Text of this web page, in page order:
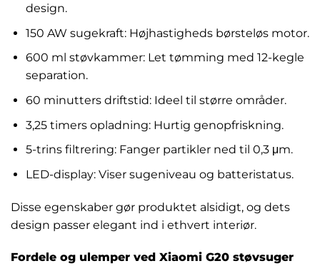
design.
150 AW sugekraft: Højhastigheds børsteløs motor.
600 ml støvkammer: Let tømming med 12-kegle
separation.
60 minutters driftstid: Ideel til større områder.
3,25 timers opladning: Hurtig genopfriskning.
5-trins filtrering: Fanger partikler ned til 0,3 μm.
LED-display: Viser sugeniveau og batteristatus.
Disse egenskaber gør produktet alsidigt, og dets
design passer elegant ind i ethvert interiør.
Fordele og ulemper ved Xiaomi G20 støvsuger